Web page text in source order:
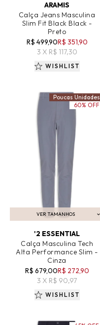
ARAMIS
Calça Jeans Masculina
Slim Fit Black Black -
Preto
R$ 499,90R$ 351,90
3 X R$ 117,30
WISHLIST
VER TAMANHOS
ADICIONAR AO CARRINHO
'2 ESSENTIAL
Calça Masculina Tech
Alta Performance Slim -
Cinza
R$ 679,00R$ 272,90
3 X R$ 90,97
Poucas Unidades
60% OFF
WISHLIST